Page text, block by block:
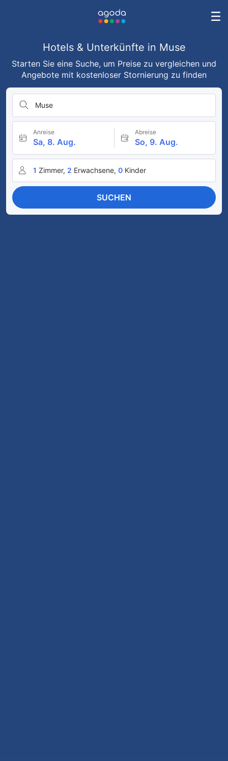
Hotels & Unterkünfte in Muse
Starten Sie eine Suche, um Preise zu vergleichen und
Angebote mit kostenloser Stornierung zu finden
Muse
Anreise
Sa, 8. Aug.
Abreise
So, 9. Aug.
1 Zimmer, 2 Erwachsene, 0 Kinder
SUCHEN